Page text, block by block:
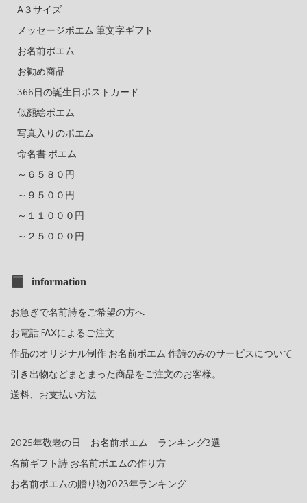
A３サイズ
メッセージポエム 筆文字ギフト
お名前ポエム
お勧め商品
366日の誕生日ポストカード
似顔絵ポエム
写真入りのポエム
命名書 ポエム
～６５８０円
～９５００円
～１１０００円
～２５０００円
information
お急ぎで名前詩をご希望の方へ
お電話,FAXによるご注文
作品のオリジナル制作 お名前ポエム 作詩のみのサービスについて
引き出物などまとまった商品をご注文のお客様。
送料、お支払い方法
2025年敬老の日 お名前ポエム ランキング3選
名前ギフト詩 お名前ポエムの作り方
お名前ポエムの贈り物2023年ランキング